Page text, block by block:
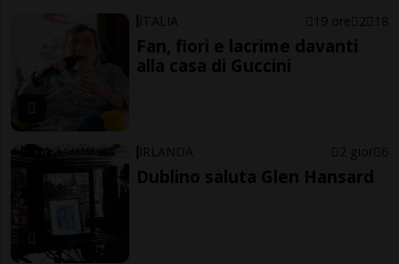
ITALIA 19 ore 2 18
Fan, fiori e lacrime davanti
alla casa di Guccini
IRLANDA 2 gior 6
Dublino saluta Glen Hansard